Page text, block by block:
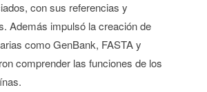
con sus referencias y
Además impulsó la creación de
como GenBank, FASTA y
comprender las funciones de los